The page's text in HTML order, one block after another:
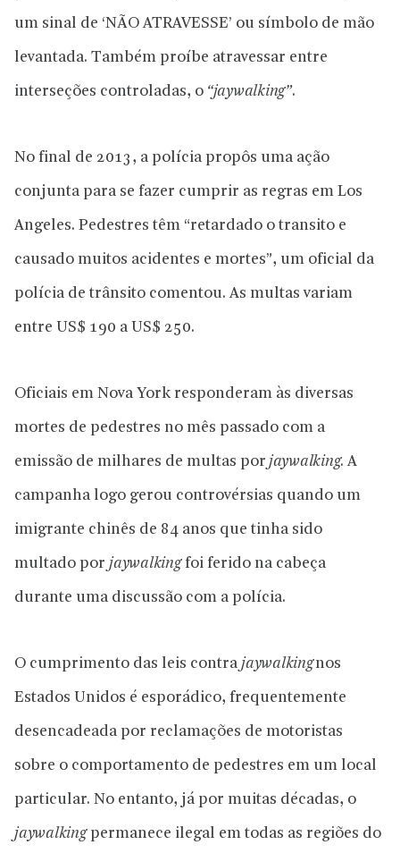
um sinal de ‘NÃO ATRAVESSE’ ou símbolo de mão
levantada. Também proíbe atravessar entre
interseções controladas, o “jaywalking”.
No final de 2013, a polícia propôs uma ação
conjunta para se fazer cumprir as regras em Los
Angeles. Pedestres têm “retardado o transito e
causado muitos acidentes e mortes”, um oficial da
polícia de trânsito comentou. As multas variam
entre US$ 190 a US$ 250.
Oficiais em Nova York responderam às diversas
mortes de pedestres no mês passado com a
emissão de milhares de multas por jaywalking. A
campanha logo gerou controvérsias quando um
imigrante chinês de 84 anos que tinha sido
multado por jaywalkingfoi ferido na cabeça
durante uma discussão com a polícia.
O cumprimento das leis contra jaywalkingnos
Estados Unidos é esporádico, frequentemente
desencadeada por reclamações de motoristas
sobre o comportamento de pedestres em um local
particular. No entanto, já por muitas décadas, o
jaywalkingpermanece ilegal em todas as regiões do